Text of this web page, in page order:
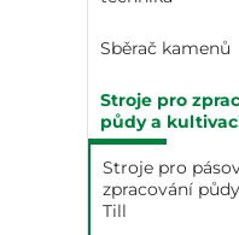
Sběrač kamenů
Stroje pro
půdy a
Stroje pro
zpracování
Till